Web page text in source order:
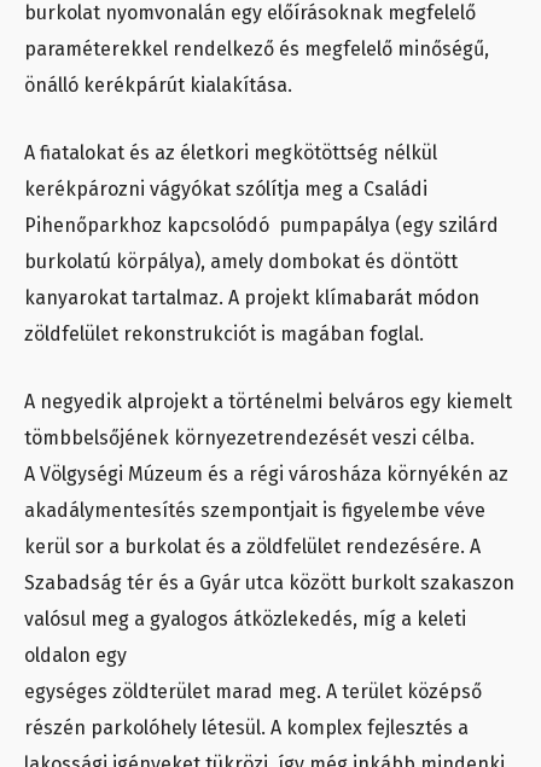
burkolat nyomvonalán egy előírásoknak megfelelő
paraméterekkel rendelkező és megfelelő minőségű,
önálló kerékpárút kialakítása.
A fiatalokat és az életkori megkötöttség nélkül
kerékpározni vágyókat szólítja meg a Családi
Pihenőparkhoz kapcsolódó pumpapálya (egy szilárd
burkolatú körpálya), amely dombokat és döntött
kanyarokat tartalmaz. A projekt klímabarát módon
zöldfelület rekonstrukciót is magában foglal.
A negyedik alprojekt a történelmi belváros egy kiemelt
tömbbelsőjének környezetrendezését veszi célba.
A Völgységi Múzeum és a régi városháza környékén az
akadálymentesítés szempontjait is figyelembe véve
kerül sor a burkolat és a zöldfelület rendezésére. A
Szabadság tér és a Gyár utca között burkolt szakaszon
valósul meg a gyalogos átközlekedés, míg a keleti
oldalon egy
egységes zöldterület marad meg. A terület középső
részén parkolóhely létesül. A komplex fejlesztés a